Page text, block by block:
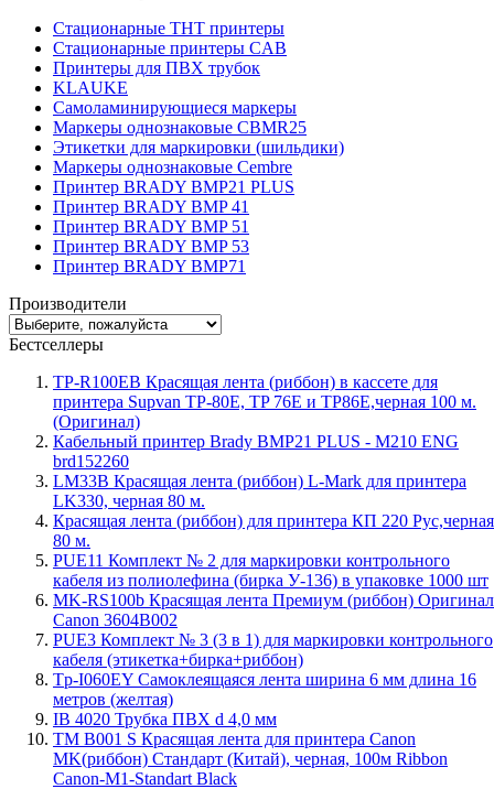
Стационарные THT принтеры
Стационарные принтеры CAB
Принтеры для ПВХ трубок
KLAUKE
Самоламинирующиеся маркеры
Маркеры однознаковые CBMR25
Этикетки для маркировки (шильдики)
Маркеры однознаковые Cembre
Принтер BRADY BMP21 PLUS
Принтер BRADY BMP 41
Принтер BRADY BMP 51
Принтер BRADY BMP 53
Принтер BRADY BMP71
Производители
Бестселлеры
TP-R100EB Красящая лента (риббон) в кассете для
принтера Supvan TP-80E, TP 76E и TP86E,черная 100 м.
(Оригинал)
Кабельный принтер Brady BMP21 PLUS - M210 ENG
brd152260
LM33B Красящая лента (риббон) L-Mark для принтера
LK330, черная 80 м.
Красящая лента (риббон) для принтера КП 220 Рус,черная
80 м.
PUE11 Комплект № 2 для маркировки контрольного
кабеля из полиолефина (бирка У-136) в упаковке 1000 шт
MK-RS100b Красящая лента Премиум (риббон) Оригинал
Canon 3604B002
PUE3 Комплект № 3 (3 в 1) для маркировки контрольного
кабеля (этикетка+бирка+риббон)
Tp-I060EY Самоклеящаяся лента ширина 6 мм длина 16
метров (желтая)
IB 4020 Трубка ПВХ d 4,0 мм
TM B001 S Красящая лента для принтера Canon
MK(риббон) Стандарт (Китай), черная, 100м Ribbon
Canon-M1-Standart Black